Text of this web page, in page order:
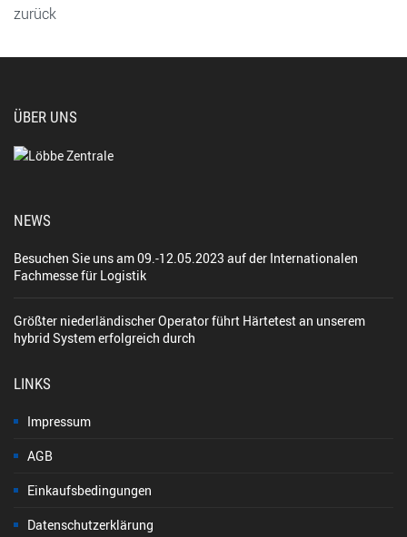
zurück
ÜBER UNS
NEWS
Besuchen Sie uns am 09.-12.05.2023 auf der Internationalen
Fachmesse für Logistik
Größter niederländischer Operator führt Härtetest an unserem
hybrid System erfolgreich durch
LINKS
Impressum
AGB
Einkaufsbedingungen
Datenschutzerklärung